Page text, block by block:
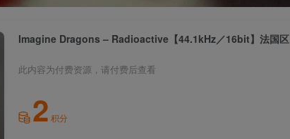
Imagine Dragons – Radioactive【44.1kHz／16bit】法国区
此内容为付费资源，请付费后查看
2 积分